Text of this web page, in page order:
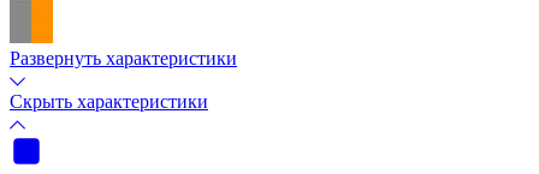
Развернуть характеристики
Скрыть характеристики